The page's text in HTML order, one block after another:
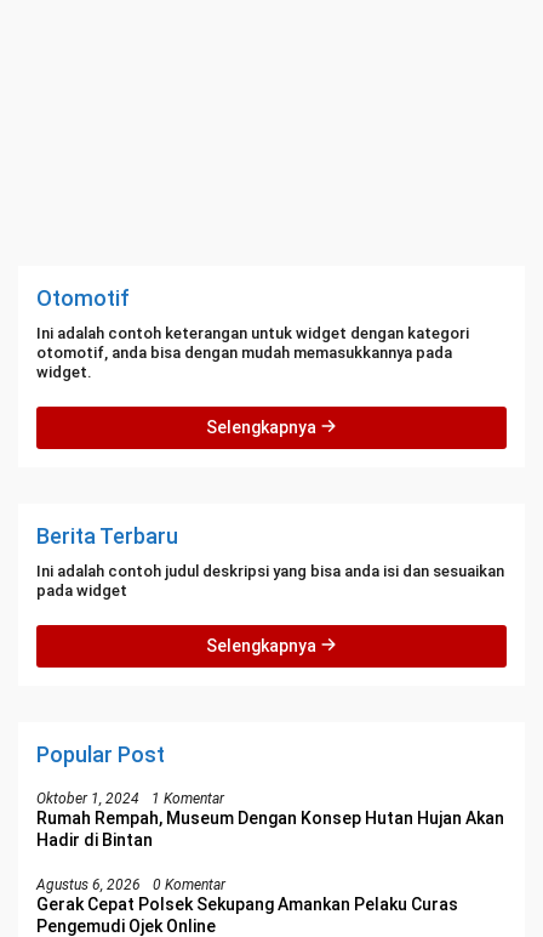
Otomotif
Ini adalah contoh keterangan untuk widget dengan kategori
otomotif, anda bisa dengan mudah memasukkannya pada
widget.
Selengkapnya
Berita Terbaru
Ini adalah contoh judul deskripsi yang bisa anda isi dan sesuaikan
pada widget
Selengkapnya
Popular Post
Oktober 1, 2024 1 Komentar
Rumah Rempah, Museum Dengan Konsep Hutan Hujan Akan
Hadir di Bintan
Agustus 6, 2026 0 Komentar
Gerak Cepat Polsek Sekupang Amankan Pelaku Curas
Pengemudi Ojek Online